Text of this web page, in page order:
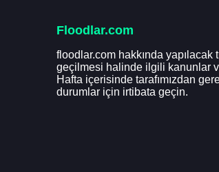
Floodlar.com
floodlar.com hakkında
geçilmesi halinde ilgili kanunlar
Hafta içerisinde tarafımızdan
durumlar için irtibata geçin.